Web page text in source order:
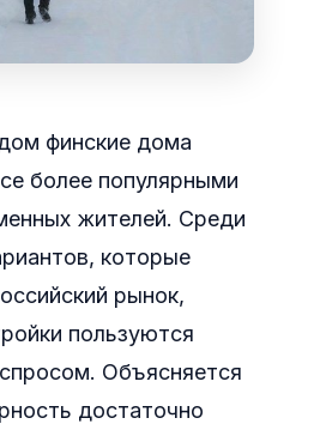
финские дома
более популярными
жителей. Среди
которые
рынок,
пользуются
Объясняется
достаточно